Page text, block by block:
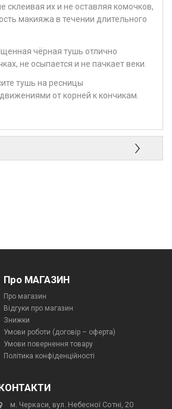
склеивая их и не оставляя комочков,
макияжа в течении длительного
чёрная тушь отлично
не осыпается и не пачкает веки.
тушь на ресницы
от корней к кончикам.
Про МАГАЗИН
Про магазин
Відгуки про магазин
Знижки
Умови роботи (договір – оферта)
Умови повернення товару
Політика конфіденційності
м. Черкаси, вул. Небесної Сотні, 20